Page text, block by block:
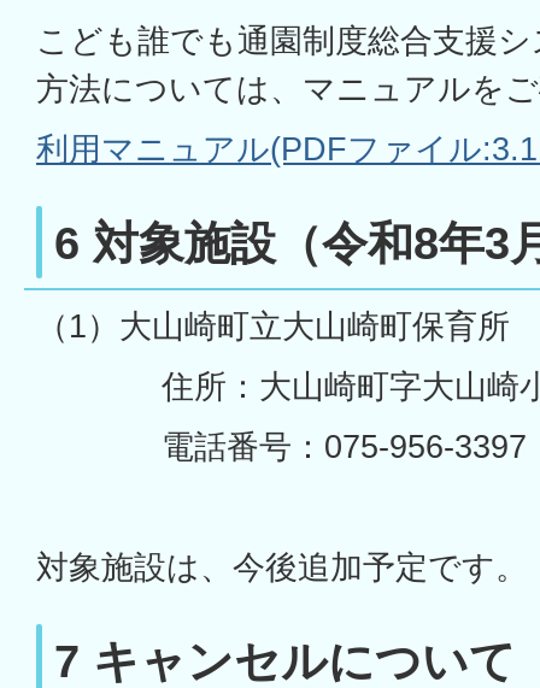
こども誰でも通園制度総合支援
方法については、マニュアルを
利用マニュアル(PDFファイル
6 対象施設（令和8年3
（1）大山崎町立大山崎町保育所
住所：大山崎町字大山崎小
電話番号：075-956-3397
対象施設は、今後追加予定です。
7 キャンセルについて